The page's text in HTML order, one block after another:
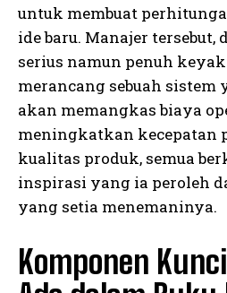
untuk membuat
ide baru. Manajer tersebut,
serius namun penuh
merancang sebuah
akan memangkas biaya
meningkatkan kecepatan
kualitas produk, semua
inspirasi yang ia peroleh
yang setia menemaninya.
Komponen